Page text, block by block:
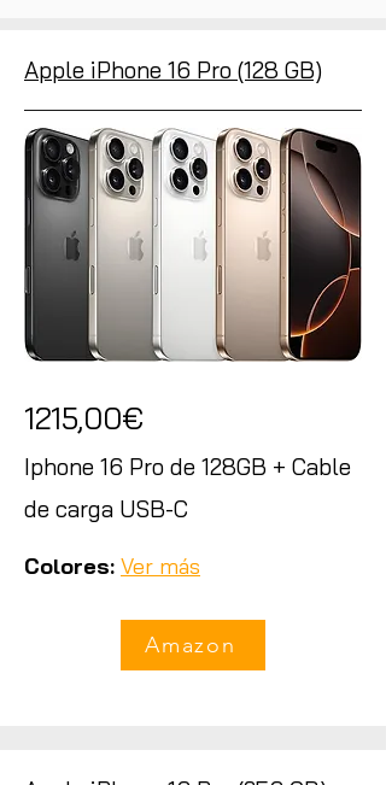
Apple iPhone 16 Pro (128 GB)
1215,00€
Iphone 16 Pro de 128GB + Cable
de carga USB-C
Colores: Ver más
Amazon